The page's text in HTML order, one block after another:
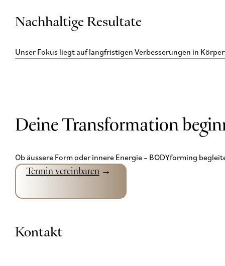
Nachhaltige Resultate
Unser Fokus liegt auf langfristigen Verbesserungen in
Deine Transformation
Ob äussere Form oder innere Energie – BODYforming
Termin vereinbaren
Kontakt